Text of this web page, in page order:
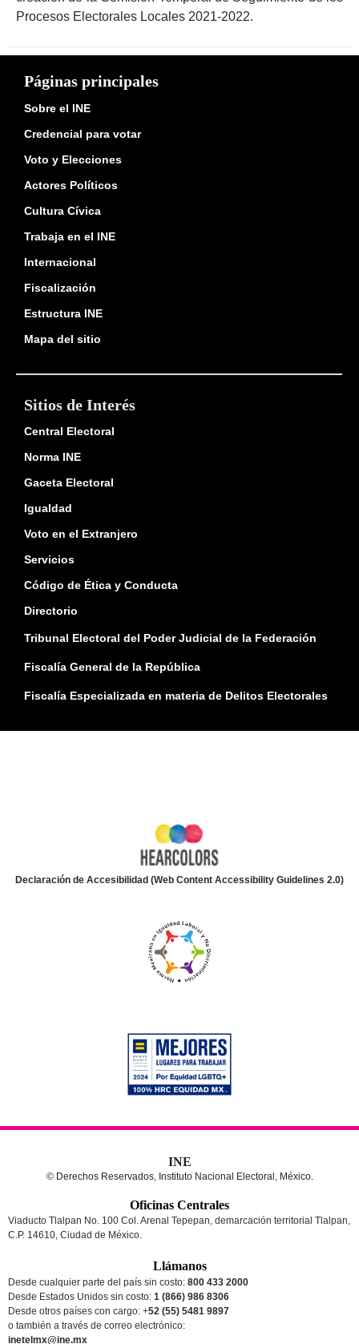
Procesos Electorales Locales 2021-2022.
Páginas principales
Sobre el INE
Credencial para votar
Voto y Elecciones
Actores Políticos
Cultura Cívica
Trabaja en el INE
Internacional
Fiscalización
Estructura INE
Mapa del sitio
Sitios de Interés
Central Electoral
Norma INE
Gaceta Electoral
Igualdad
Voto en el Extranjero
Servicios
Código de Ética y Conducta
Directorio
Tribunal Electoral del Poder Judicial de la Federación
Fiscalía General de la República
Fiscalía Especializada en materia de Delitos Electorales
Declaración de Accesibilidad (Web Content Accessibility Guidelines 2.0)
INE
© Derechos Reservados, Instituto Nacional Electoral, México.
Oficinas Centrales
Viaducto Tlalpan No. 100 Col. Arenal Tepepan, demarcación territorial Tlalpan,
C.P. 14610, Ciudad de México.
Llámanos
Desde cualquier parte del país sin costo: 800 433 2000
Desde Estados Unidos sin costo: 1 (866) 986 8306
Desde otros países con cargo: +52 (55) 5481 9897
o también a través de correo electrónico:
inetelmx@ine.mx